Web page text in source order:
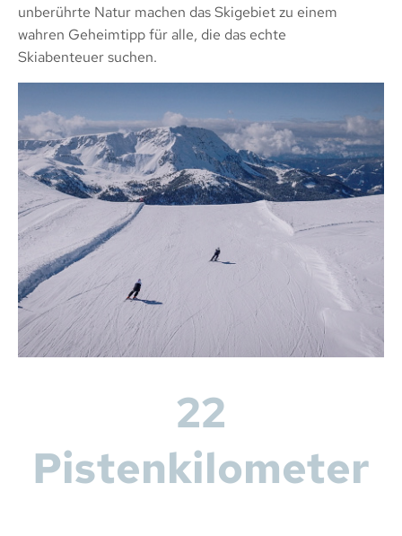
unberührte Natur machen das Skigebiet zu einem
wahren Geheimtipp für alle, die das echte
Skiabenteuer suchen.
22
Pistenkilometer